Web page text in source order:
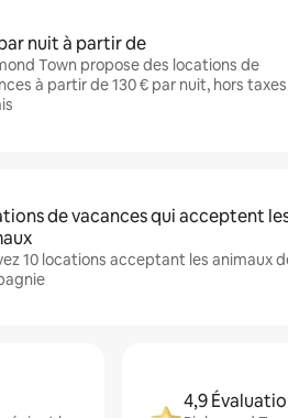
nuit à partir de
Town propose des locations de
à partir de 130 € par nuit, hors taxes
de vacances qui acceptent
10 locations acceptant les animaux
4,9